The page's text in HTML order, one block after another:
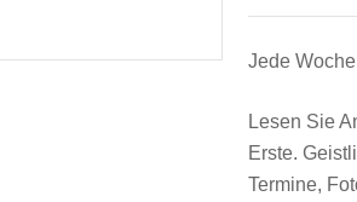
Jede
Lesen Sie
Erste.
Termine,